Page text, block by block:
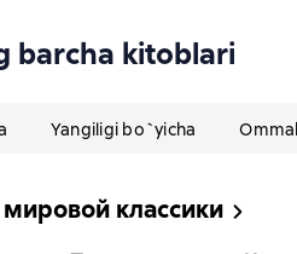
barcha kitoblari
Yangiligi bo`yicha
классики